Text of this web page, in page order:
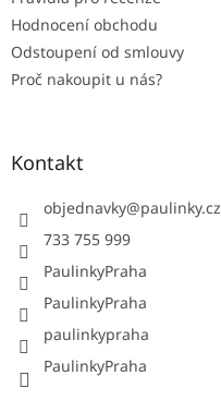
Hodnocení obchodu
Odstoupení od smlouvy
Proč nakoupit u nás?
Kontakt
objednavky@paulinky.cz
733 755 999
PaulinkyPraha
PaulinkyPraha
paulinkypraha
PaulinkyPraha